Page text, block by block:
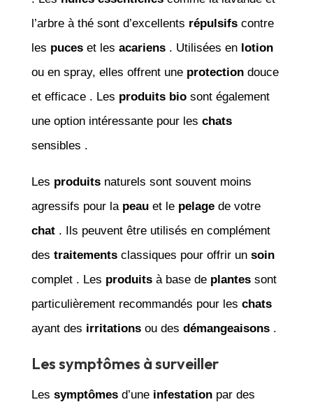
l’arbre à thé sont d’excellents répulsifscontre
les puceset les acariens. Utilisées en lotion
ou en spray, elles offrent une protectiondouce
et efficace . Les produits biosont également
une option intéressante pour les chats
sensibles .
Les produitsnaturels sont souvent moins
agressifs pour la peauet le pelagede votre
chat. Ils peuvent être utilisés en complément
des traitementsclassiques pour offrir un soin
complet . Les produitsà base de plantessont
particulièrement recommandés pour les chats
ayant des irritationsou des démangeaisons.
Les symptômes à surveiller
Les symptômesd’une infestationpar des